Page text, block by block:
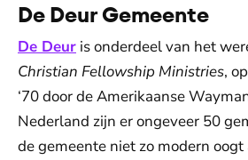
De Deur Gemeente
De Deur is onderdeel van het
Christian Fellowship Ministries,
‘70 door de Amerikaanse
Nederland zijn er ongeveer 50
de gemeente niet zo modern